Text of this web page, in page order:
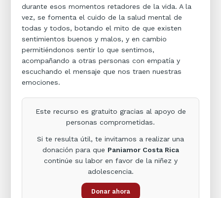
durante esos momentos retadores de la vida. A la
vez, se fomenta el cuido de la salud mental de
todas y todos, botando el mito de que existen
sentimientos buenos y malos, y en cambio
permitiéndonos sentir lo que sentimos,
acompañando a otras personas con empatía y
escuchando el mensaje que nos traen nuestras
emociones.
Este recurso es gratuito gracias al apoyo de
personas comprometidas.
Si te resulta útil, te invitamos a realizar una
donación para que Paniamor Costa Rica
continúe su labor en favor de la niñez y
adolescencia.
Donar ahora